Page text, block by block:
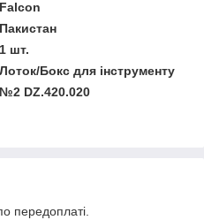
Falcon
Пакистан
1 шт.
Лоток/Бокс для інструменту
№2 DZ.420.020
передоплаті.